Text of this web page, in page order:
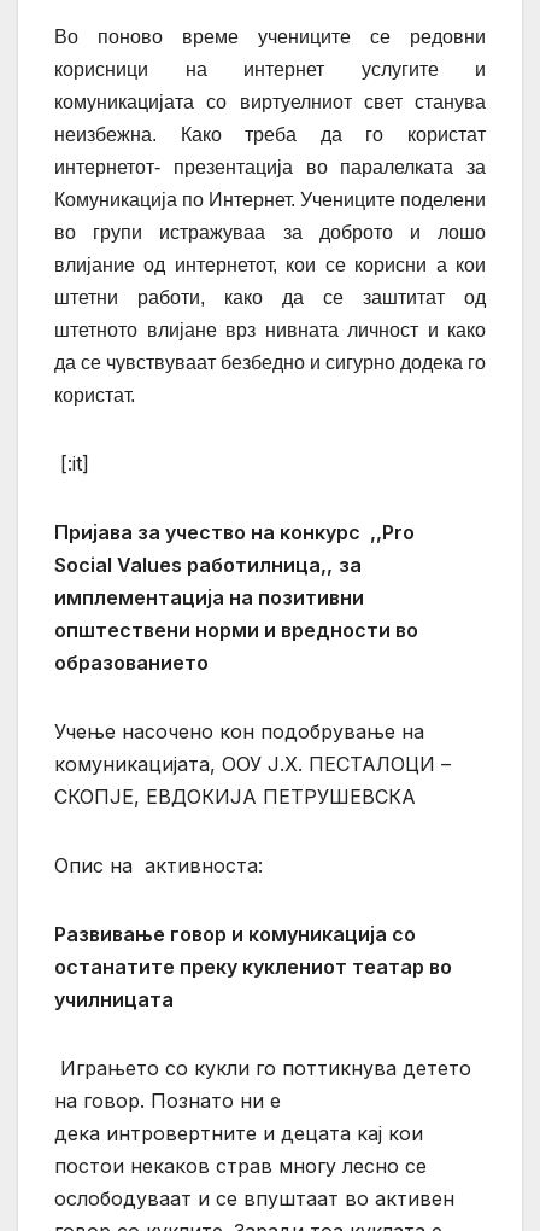
Во поново време учениците се редовни
корисници на интернет услугите и
комуникацијата со виртуелниот свет станува
неизбежна. Како треба да го користат
интернетот- презентација во паралелката за
Комуникација по Интернет. Учениците поделени
во групи истражуваа за доброто и лошо
влијание од интернетот, кои се корисни а кои
штетни работи, како да се заштитат од
штетното влијане врз нивната личност и како
да се чувствуваат безбедно и сигурно додека го
користат.
[:it]
Пријава за учество на конкурс ,,Pro
Social Values работилница,, за
имплементација на позитивни
општествени норми и вредности во
образованието
Учење насочено кон подобрување на
комуникацијата, ООУ Ј.Х. ПЕСТАЛОЦИ –
СКОПЈЕ, ЕВДОКИЈА ПЕТРУШЕВСКА
Опис на активноста:
Развивање говор и комуникација со
останатите преку куклениот театар во
училницата
Играњето со кукли го поттикнува детето
на говор. Познато ни е
дека интровертните и децата кај кои
постои некаков страв многу лесно се
ослободуваат и се впуштаат во активен